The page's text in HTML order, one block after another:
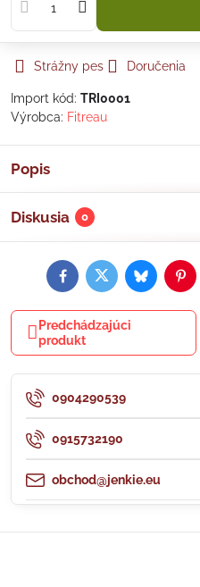
Strážny pes Doručenia
Import kód: TRI0001
Výrobca: Fitreau
Popis
Diskusia 0
FacebookTwitterBluesky
Predchádzajúci
produkt
0904290539
0915732190
obchod@jenkie.eu